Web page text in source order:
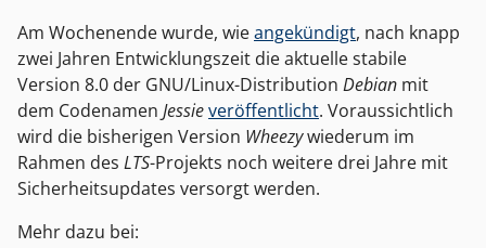
Am Wochenende wurde, wieangekündigt, nach knapp
zwei Jahren Entwicklungszeit die aktuelle stabile
Version 8.0 der GNU/Linux-Distribution Debian mit
dem Codenamen Jessieveröffentlicht. Voraussichtlich
wird die bisherigen Version Wheezywiederum im
Rahmen des LTS-Projekts noch weitere drei Jahre mit
Sicherheitsupdates versorgt werden.
Mehr dazu bei: